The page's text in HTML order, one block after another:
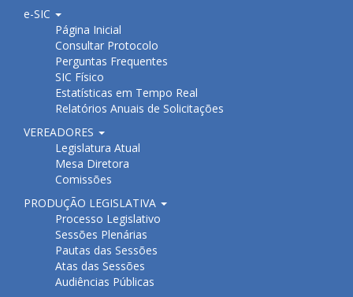
e-SIC
Página Inicial
Consultar Protocolo
Perguntas Frequentes
SIC Físico
Estatísticas em Tempo Real
Relatórios Anuais de Solicitações
VEREADORES
Legislatura Atual
Mesa Diretora
Comissões
PRODUÇÃO LEGISLATIVA
Processo Legislativo
Sessões Plenárias
Pautas das Sessões
Atas das Sessões
Audiências Públicas